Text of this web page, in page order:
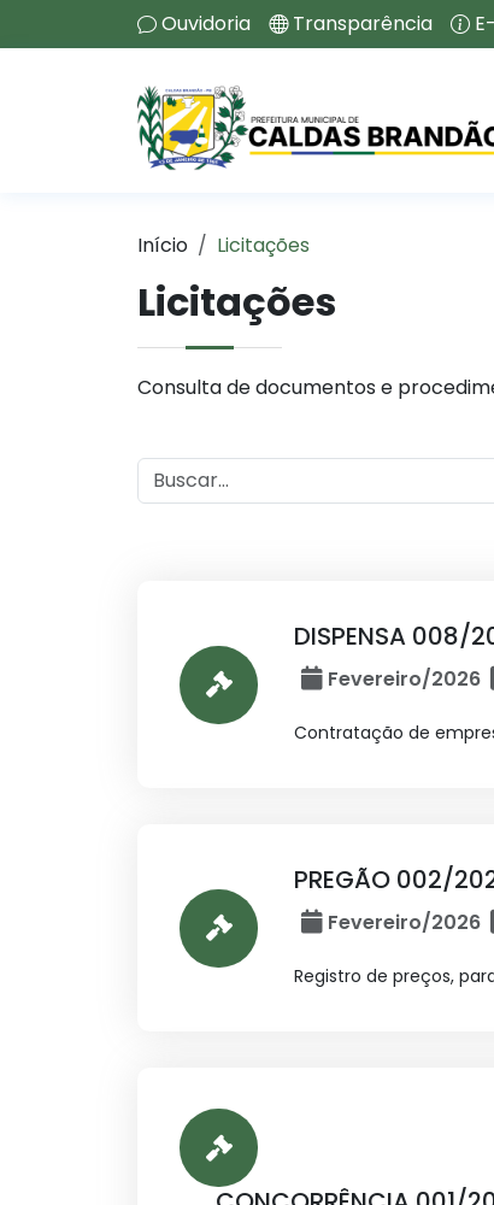
Ouvidoria Transparência
Início Licitações
Licitações
Consulta de documentos e
DISPENSA 008/
Fevereiro/2026
Contratação de
PREGÃO 002/
Fevereiro/2026
Registro de preços,